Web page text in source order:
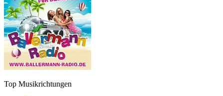
Top Musikrichtungen